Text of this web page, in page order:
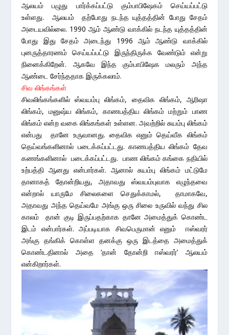
ஆலயம் பழுது பார்க்கப்பட்டு கும்பாபிஷேகம் செய்யப்பட்டு
உள்ளது. ஆலயம் தற்போது நடந்த யுத்தத்தின் போது சேதம்
அடையவில்லை. 1990 ஆம் ஆண்டு வாக்கில் நடந்த யுத்தத்தின்
போது இது சேதம் அடைந்து 1996 ஆம் ஆண்டு வாக்கில்
புனருத்தாரணம் செய்யப்பட்டு இருந்திருக்க வேண்டும் என்று
நினைக்கிறேன். ஆகவே இந்த கும்பாபிஷேக மலரும் அந்த
ஆண்டை சேர்ந்ததாக இருக்கலாம்.
சிவ லிங்கங்கள்
சிவலிங்கங்களில் ஸ்வயம்பு லிங்கம், தைவிக லிங்கம், ஆரிஷா
லிங்கம், மனுஷ்ய லிங்கம், காணபத்திய லிங்கம் மற்றும் பாண
லிங்கம் என்ற வகை லிங்கங்கள் உள்ளன. அவற்றில் சுயம்பு லிங்கம்
என்பது தானே உருவானது. தைவிக எனும் தெய்வீக லிங்கம்
தெய்வங்களினால் படைக்கப்பட்டது. காணபத்திய லிங்கம் தேவ
கணங்களினால் படைக்கப்பட்டது. பாண லிங்கம் கங்கை நதியில்
உற்பத்தி ஆனது என்பார்கள். ஆனால் சுயம்பு லிங்கம் மட்டுமே
தானாகத் தோன்றியது, அதாவது ஸ்வயம்புவாக எழுந்தவை
என்றால் யாருமே சிலைகளை செதுக்காமல், தாமாகவே,
அதாவது அந்த தெய்வமே அங்கு ஒரு சிலை உருவில் வந்து சில
காலம் தான் குடி இருப்பதற்காக தானே அமைத்துக் கொண்ட
இடம் என்பார்கள். அப்படியாக சிவபெருமான் எனும் ஈஸ்வரர்
அங்கு தங்கிக் கொள்ள தனக்கு ஒரு இடத்தை அமைத்துக்
கொண்டதினால் அதை ‘தான் தோன்றி ஈஸ்வரர்’ ஆலயம்
என்கிறார்கள்.